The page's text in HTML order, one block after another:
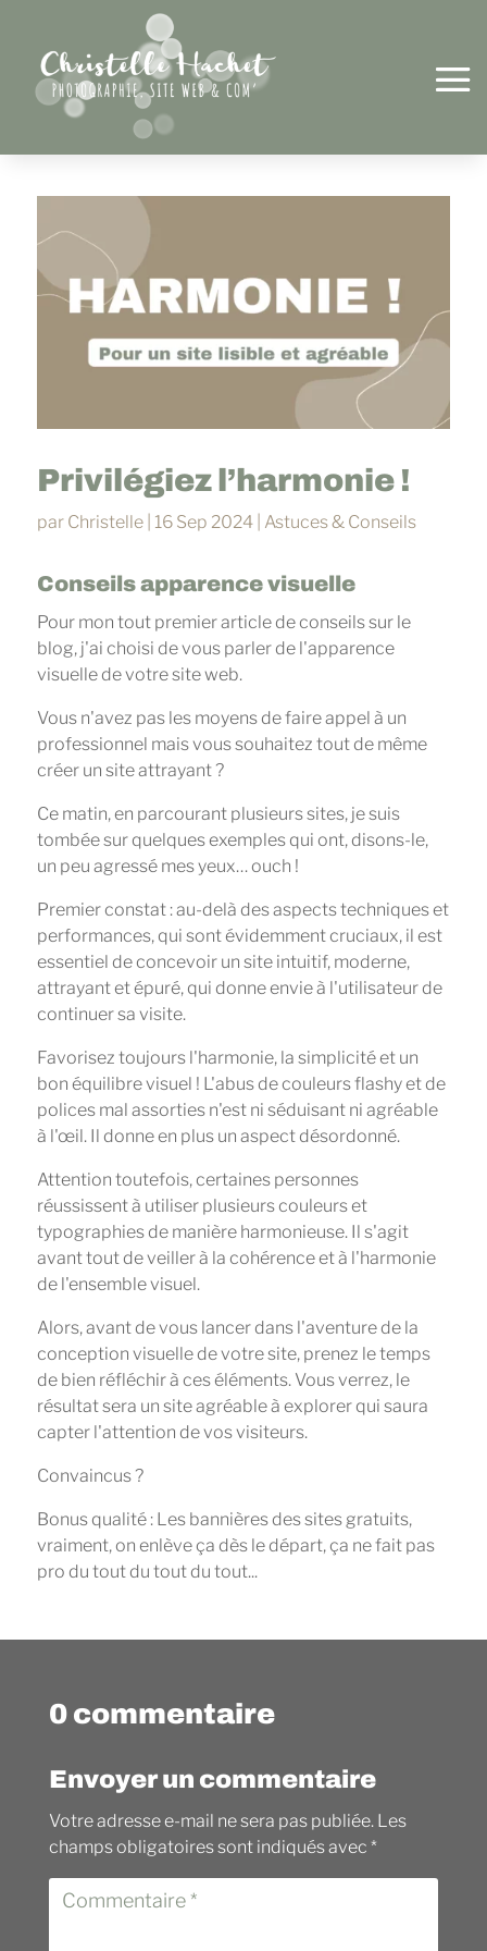
Privilégiez l’harmonie !
par Christelle| 16 Sep 2024| Astuces & Conseils
Conseils apparence visuelle
Pour mon tout premier article de conseils sur le
blog, j'ai choisi de vous parler de l'apparence
visuelle de votre site web.
Vous n'avez pas les moyens de faire appel à un
professionnel mais vous souhaitez tout de même
créer un site attrayant ?
Ce matin, en parcourant plusieurs sites, je suis
tombée sur quelques exemples qui ont, disons-le,
un peu agressé mes yeux… ouch !
Premier constat : au-delà des aspects techniques et
performances, qui sont évidemment cruciaux, il est
essentiel de concevoir un site intuitif, moderne,
attrayant et épuré, qui donne envie à l'utilisateur de
continuer sa visite.
Favorisez toujours l'harmonie, la simplicité et un
bon équilibre visuel ! L'abus de couleurs flashy et de
polices mal assorties n'est ni séduisant ni agréable
à l'œil. Il donne en plus un aspect désordonné.
Attention toutefois, certaines personnes
réussissent à utiliser plusieurs couleurs et
typographies de manière harmonieuse. Il s'agit
avant tout de veiller à la cohérence et à l'harmonie
de l'ensemble visuel.
Alors, avant de vous lancer dans l'aventure de la
conception visuelle de votre site, prenez le temps
de bien réfléchir à ces éléments. Vous verrez, le
résultat sera un site agréable à explorer qui saura
capter l'attention de vos visiteurs.
Convaincus ?
Bonus qualité : Les bannières des sites gratuits,
vraiment, on enlève ça dès le départ, ça ne fait pas
pro du tout du tout du tout...
0 commentaire
Envoyer un commentaire
Votre adresse e-mail ne sera pas publiée. Les
champs obligatoires sont indiqués avec *